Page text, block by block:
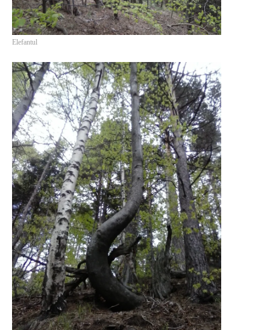
famous movies by using the
very letters of their titles!
PAGINI
Ce fac?
Clasicul „Despre mine…”
Contact
Descarca povestirea Floare
Albastra!
Download 101 Movie
Acrostics!
PRIETENI APROPIATI
Victor Sosea – Designer
Elefantul